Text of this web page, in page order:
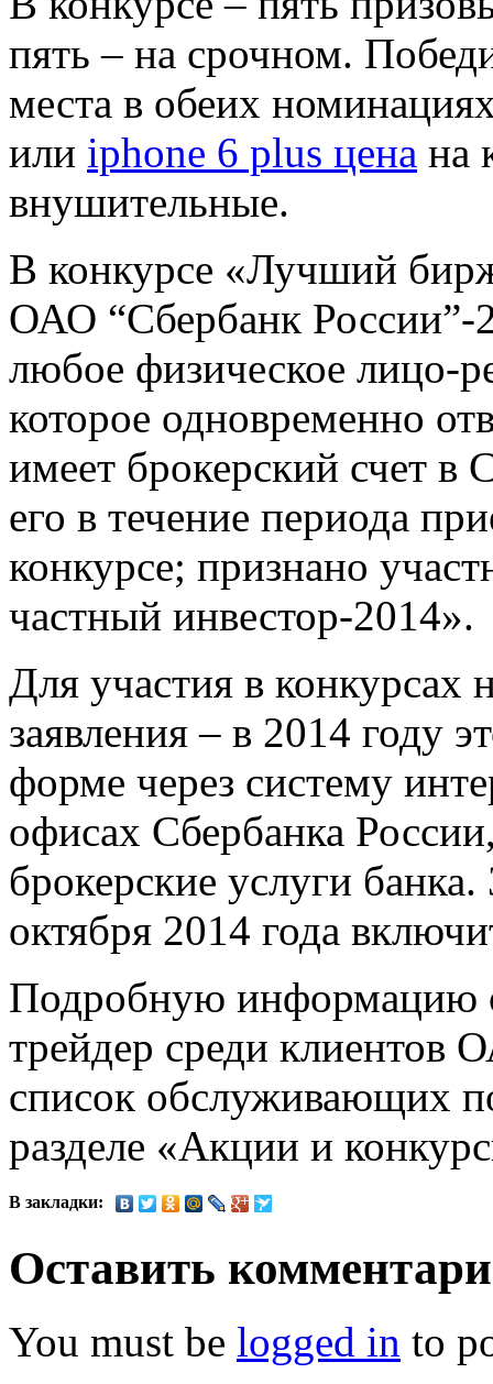
пять – на срочном.
места в обеих
или iphone 6 plus цена на
внушительные.
В конкурсе «Лучший
ОАО “Сбербанк России”-
любое физическое лицо-
которое одновременно
имеет брокерский счет в
его в течение периода
конкурсе; признано
частный инвестор-2014».
Для участия в конкурсах
заявления – в 2014 году
форме через систему
офисах Сбербанка
брокерские услуги
октября 2014 года
Подробную информацию
трейдер среди клиентов
список обслуживающих
разделе «Акции и
В закладки:
Оставить
You must be logged in to